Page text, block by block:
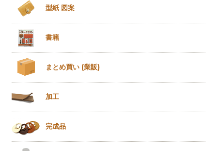
型紙 図案
書籍
まとめ買い (業販)
加工
完成品